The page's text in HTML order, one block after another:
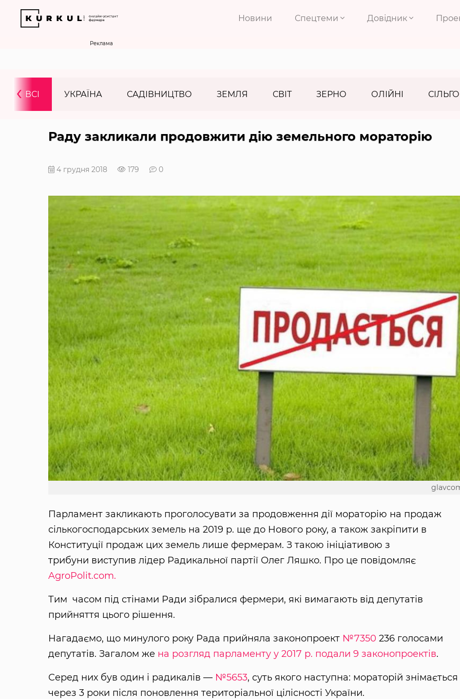
Новини Спецтеми Довідник
Реклама
ВСІ УКРАЇНА САДІВНИЦТВО ЗЕМЛЯ СВІТ ЗЕРНО ОЛІЙНІ
‹
Раду закликали продовжити дію земельного мораторію
4 грудня 2018 179 0
Парламент закликають проголосувати за продовження дії мораторію на продаж
сількогосподарських земель на 2019 р. ще до Нового року, а також закріпити в
Конституції продаж цих земель лише фермерам. З такою ініціативою з
трибуни виступив лідер Радикальної партії Олег Ляшко. Про це повідомляє
AgroPolit.com.
Тим часом під стінами Ради зібралися фермери, які вимагають від депутатів
прийняття цього рішення.
Нагадаємо, що минулого року Рада прийняла законопроект №7350 236 голосами
депутатів. Загалом же на розгляд парламенту у 2017 р. подали 9 законопроектів.
Серед них був один і радикалів — №5653, суть якого наступна: мораторій знімається
через 3 роки після поновлення територіальної цілісності України.